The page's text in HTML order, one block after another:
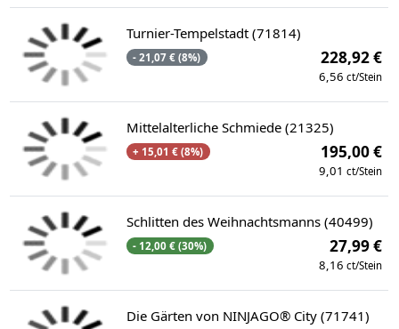
Turnier-Tempelstadt (71814)
- 21,07 € (8%) 228,92 €
6,56 ct/Stein
Mittelalterliche Schmiede (21325)
+ 15,01 € (8%) 195,00 €
9,01 ct/Stein
Schlitten des Weihnachtsmanns (40499)
- 12,00 € (30%) 27,99 €
8,16 ct/Stein
Die Gärten von NINJAGO® City (71741)